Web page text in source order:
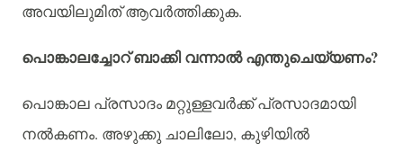
അവയിലുമിത് ആവർത്തിക്കുക.
പൊങ്കാലച്ചോറ് ബാക്കി വന്നാൽ എന്തുചെയ്യണം?
പൊങ്കാല പ്രസാദം മറ്റുള്ളവർക്ക് പ്രസാദമായി
നൽകണം. അഴുക്കു ചാലിലോ, കുഴിയിൽ